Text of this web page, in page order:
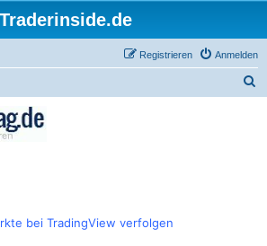
Traderinside.de
Anmelden
Registrieren
bei TradingView verfolgen